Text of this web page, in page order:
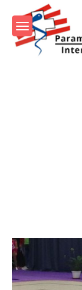
content